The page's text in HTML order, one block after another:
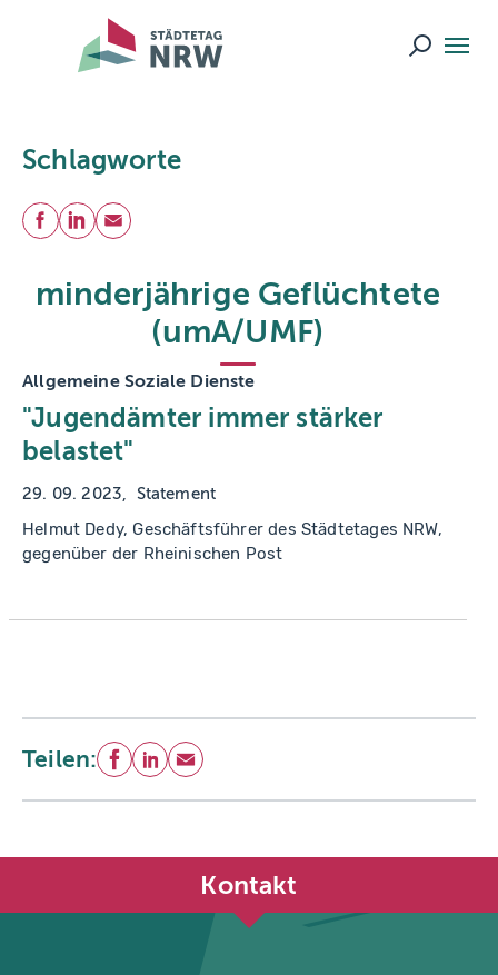
Skip to main navigation
Skip to main content
Skip to page footer
Suche
Schlagworte
Teilen
Facebook
LinkedIn
E-Mail
minderjährige Geflüchtete
(umA/UMF)
Allgemeine Soziale Dienste
"Jugendämter immer stärker
belastet"
29. 09. 2023 Statement
Helmut Dedy, Geschäftsführer des Städtetages NRW,
gegenüber der Rheinischen Post
Teilen: Facebook
LinkedIn
E-Mail
Kontakt